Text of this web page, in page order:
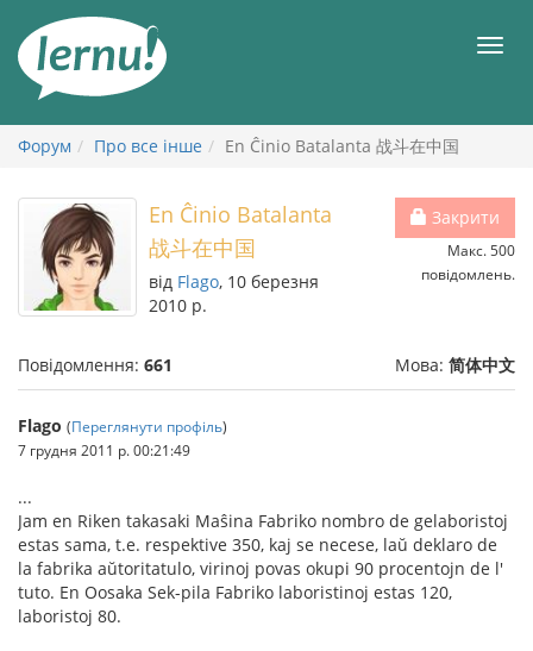
змісту
Форум Про все інше En Ĉinio Batalanta 战斗在中国
Закрити
Макс. 500
повідомлень.
En Ĉinio Batalanta
战斗在中国
від Flago, 10 березня
2010 р.
Повідомлення: 661 Мова: 简体中文
Flago (Переглянути профіль)
7 грудня 2011 р. 00:21:49
...
Jam en Riken takasaki Maŝina Fabriko nombro de gelaboristoj
estas sama, t.e. respektive 350, kaj se necese, laŭ deklaro de
la fabrika aŭtoritatulo, virinoj povas okupi 90 procentojn de l'
tuto. En Oosaka Sek-pila Fabriko laboristinoj estas 120,
laboristoj 80.